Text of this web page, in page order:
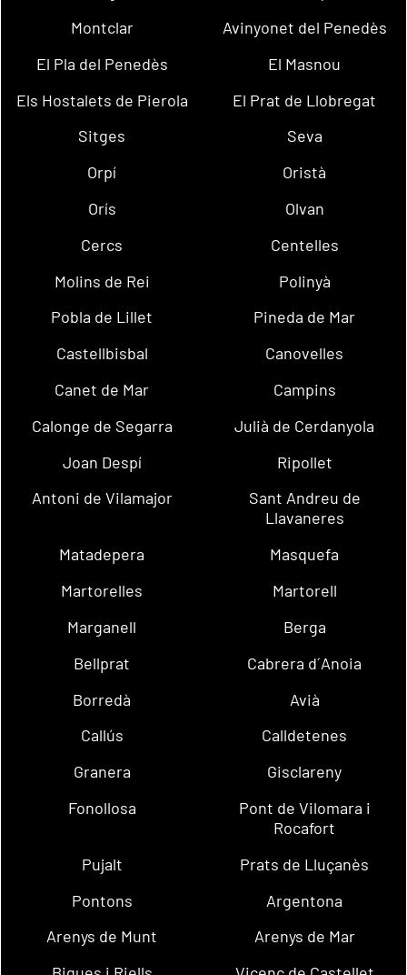
Montclar
Avinyonet del Penedès
El Pla del Penedès
El Masnou
Els Hostalets de Pierola
El Prat de Llobregat
Sitges
Seva
Orpí
Oristà
Orís
Olvan
Cercs
Centelles
Molins de Rei
Polinyà
Pobla de Lillet
Pineda de Mar
Castellbisbal
Canovelles
Canet de Mar
Campins
Calonge de Segarra
Julià de Cerdanyola
Joan Despí
Ripollet
Antoni de Vilamajor
Sant Andreu de
Llavaneres
Matadepera
Masquefa
Martorelles
Martorell
Marganell
Berga
Bellprat
Cabrera d´Anoia
Borredà
Avià
Callús
Calldetenes
Granera
Gisclareny
Fonollosa
Pont de Vilomara i
Rocafort
Pujalt
Prats de Lluçanès
Pontons
Argentona
Arenys de Munt
Arenys de Mar